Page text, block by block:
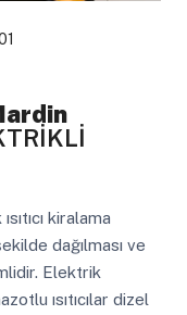
kiralama
dağılması ve
Elektrik
ısıtıcılar dizel